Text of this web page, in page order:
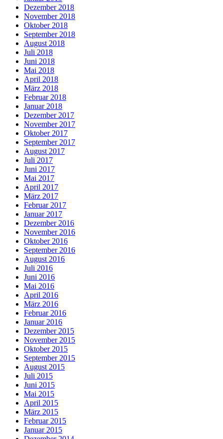
Dezember 2018
November 2018
Oktober 2018
September 2018
August 2018
Juli 2018
Juni 2018
Mai 2018
April 2018
März 2018
Februar 2018
Januar 2018
Dezember 2017
November 2017
Oktober 2017
September 2017
August 2017
Juli 2017
Juni 2017
Mai 2017
April 2017
März 2017
Februar 2017
Januar 2017
Dezember 2016
November 2016
Oktober 2016
September 2016
August 2016
Juli 2016
Juni 2016
Mai 2016
April 2016
März 2016
Februar 2016
Januar 2016
Dezember 2015
November 2015
Oktober 2015
September 2015
August 2015
Juli 2015
Juni 2015
Mai 2015
April 2015
März 2015
Februar 2015
Januar 2015